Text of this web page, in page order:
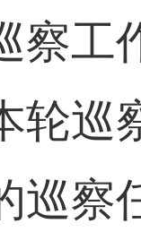
察工
轮巡
巡察